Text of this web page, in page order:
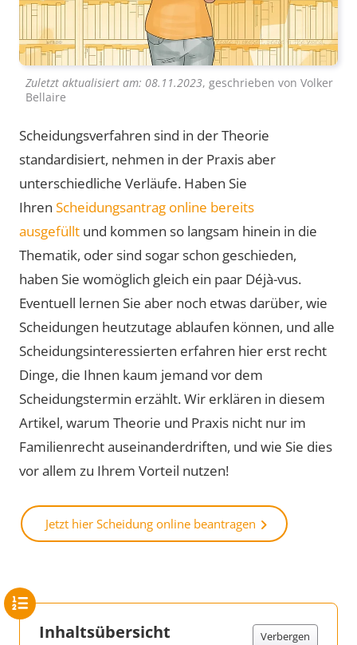
Zuletzt aktualisiert am: 08.11.2023, geschrieben von Volker
Bellaire
Scheidungsverfahren sind in der Theorie
standardisiert, nehmen in der Praxis aber
unterschiedliche Verläufe. Haben Sie
Ihren Scheidungsantrag online bereits
ausgefüllt und kommen so langsam hinein in die
Thematik, oder sind sogar schon geschieden,
haben Sie womöglich gleich ein paar Déjà-vus.
Eventuell lernen Sie aber noch etwas darüber, wie
Scheidungen heutzutage ablaufen können, und alle
Scheidungsinteressierten erfahren hier erst recht
Dinge, die Ihnen kaum jemand vor dem
Scheidungstermin erzählt. Wir erklären in diesem
Artikel, warum Theorie und Praxis nicht nur im
Familienrecht auseinanderdriften, und wie Sie dies
vor allem zu Ihrem Vorteil nutzen!
Jetzt hier Scheidung online beantragen
Inhaltsübersicht Verbergen